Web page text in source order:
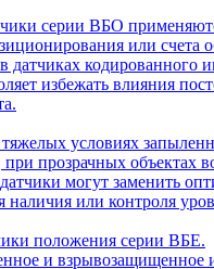
серии ВБО
или счета
датчиках кодированного
избежать влияния
условиях
прозрачных объектах
могут заменить
наличия или контроля
положения серии ВБЕ.
и взрывозащищенное